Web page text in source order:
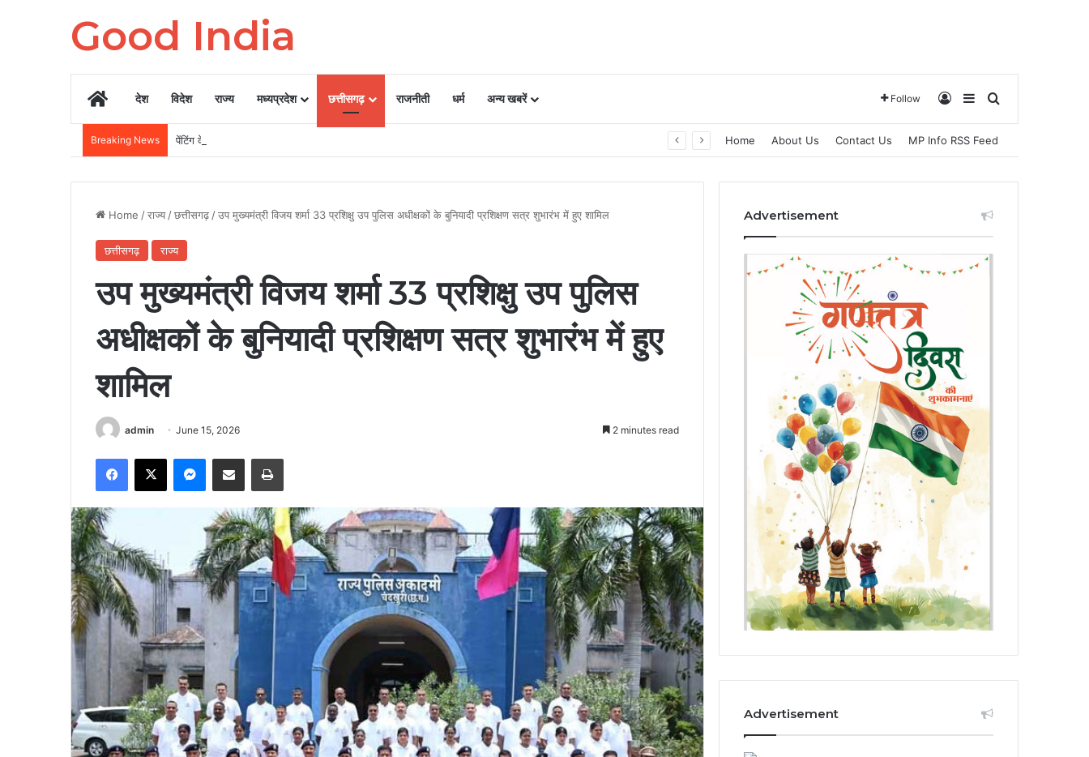
Good India
Homeदेश विदेश राज्य मध्यप्रदेश छत्तीसगढ़ राजनीती धर्म अन्य खबरें Follow Log InSidebarSearch for
Breaking News पेंटिंग के लिए दी इनोवा का इंजन बदलने का आरोप, गैराज संचालक समेत दो पर FIR Home About Us Contact Us MP Info RSS Feed
Home /राज्य /छत्तीसगढ़ /उप मुख्यमंत्री विजय शर्मा 33 प्रशिक्षु उप पुलिस अधीक्षकों के बुनियादी प्रशिक्षण सत्र शुभारंभ में हुए शामिल
छत्तीसगढ़ राज्य
उप मुख्यमंत्री विजय शर्मा 33 प्रशिक्षु उप पुलिस
अधीक्षकों के बुनियादी प्रशिक्षण सत्र शुभारंभ में हुए
शामिल
admin June 15, 2026 2 minutes read
Facebook
X Messenger
Share via Email Print
Advertisement
Advertisement